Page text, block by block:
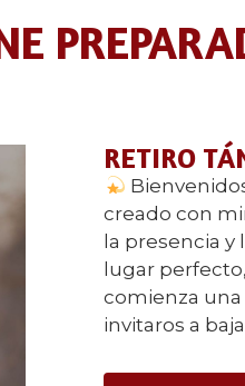
RETIRO
creado con
la presencia
lugar
comienza
invitaros a